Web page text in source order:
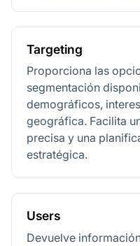
Targeting
Proporciona las
segmentación
demográficos,
geográfica. Facilita
precisa y una
estratégica.
Users
Devuelve